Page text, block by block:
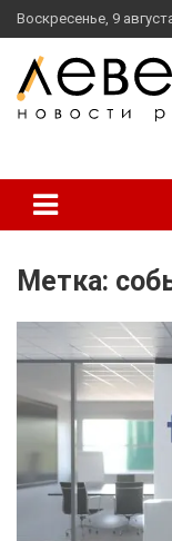
перейти
к
содержанию
Воскресенье, 9
Метка: